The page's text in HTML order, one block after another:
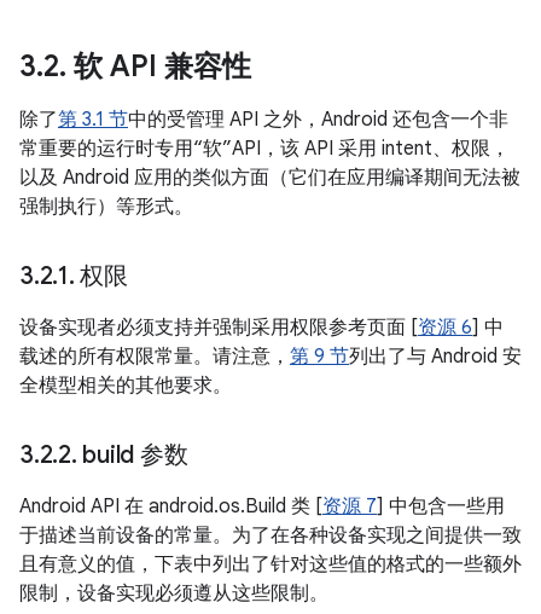
3.2. 软 API 兼容性
除了第 3.1 节中的受管理 API 之外，Android 还包含一个非
常重要的运行时专用“软”API，该 API 采用 intent、权限，
以及 Android 应用的类似方面（它们在应用编译期间无法被
强制执行）等形式。
3.2.1. 权限
设备实现者必须支持并强制采用权限参考页面 [资源 6] 中
载述的所有权限常量。请注意， 第 9 节列出了与 Android 安
全模型相关的其他要求。
3.2.2. build 参数
Android API 在 android.os.Build 类 [资源 7] 中包含一些用
于描述当前设备的常量。为了在各种设备实现之间提供一致
且有意义的值，下表中列出了针对这些值的格式的一些额外
限制，设备实现必须遵从这些限制。